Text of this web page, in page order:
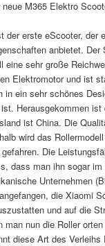
M365 Elektro
der erste eScooter, der
anbietet. Der
eine sehr große
Elektromotor und ist
in ein sehr schönes
Herausgekommen
ist China. Die
wird das
Die
dass man ihn sogar im
Unternehmen
die Xiaomi
und auf die
man nun die Roller
diese Art des Verleihs